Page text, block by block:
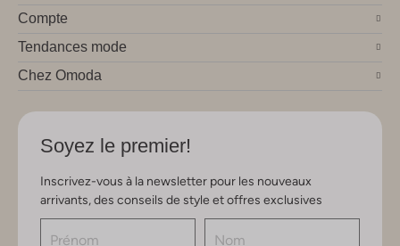
Compte
Tendances mode
Chez Omoda
Soyez le premier!
Inscrivez-vous à la newsletter pour les nouveaux
arrivants, des conseils de style et offres exclusives